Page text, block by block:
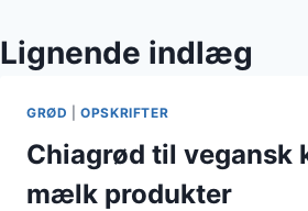
Lignende indlæg
GRØD |OPSKRIFTER
Chiagrød til vegansk
mælk produkter